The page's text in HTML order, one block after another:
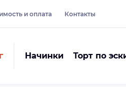
и оплата Контакты
Начинки Торт по